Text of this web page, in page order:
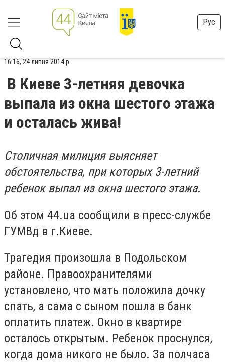
Рус
16:16, 24 липня 2014 р.
В Киеве 3-летняя девочка
выпала из окна шестого этажа
и осталась жива!
Столичная милиция выясняет
обстоятельства, при которых 3-летний
ребенок выпал из окна шестого этажа.
Об этом 44.ua сообщили в пресс-службе
ГУМВд в г.Киеве.
Трагедия произошла в Подольском
районе. Правоохранителями
установлено, что мать положила дочку
спать, а сама с сыном пошла в банк
оплатить платеж. Окно в квартире
осталось открытым. Ребенок проснулся,
когда дома никого не было. За полчаса